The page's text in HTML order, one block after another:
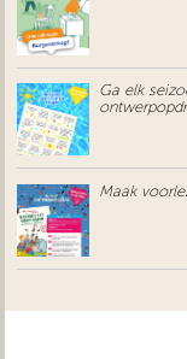
uit de praktijk
over onsGa elk
Maak